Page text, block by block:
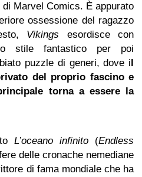
Marvel Comics. È appurato
ossessione del ragazzo
Vikings esordisce con
stile fantastico per poi
puzzle di generi, dove i
del proprio fascino e
torna a essere la
L’oceano infinito (Endless
delle cronache nemediane
di fama mondiale che ha